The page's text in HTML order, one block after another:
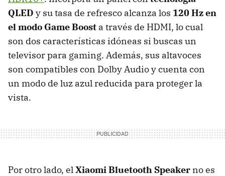
QLED y su tasa de refresco alcanza los 120 Hz en
el modo Game Boost a través de HDMI, lo cual
son dos características idóneas si buscas un
televisor para gaming. Además, sus altavoces
son compatibles con Dolby Audio y cuenta con
un modo de luz azul reducida para proteger la
vista.
Por otro lado, elXiaomi Bluetooth Speaker no es